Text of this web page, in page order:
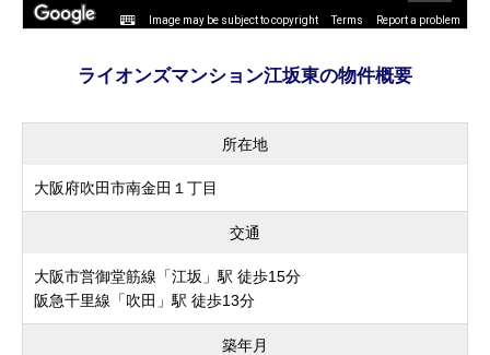
Image may be subject to copyright Terms Report a problem
ライオンズマンション江坂東の物件概要
所在地
大阪府吹田市南金田１丁目
交通
大阪市営御堂筋線「江坂」駅 徒歩15分
阪急千里線「吹田」駅 徒歩13分
築年月